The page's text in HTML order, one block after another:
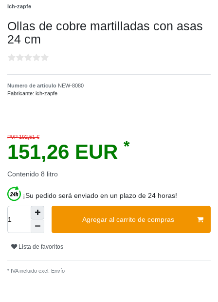
Ich-zapfe
Ollas de cobre martilladas con asas
24 cm
Numero de articulo NEW-8080
Fabricante: ich-zapfe
PVP 192,51 €
151,26 EUR *
Contenido 8 litro
¡Su pedido será enviado en un plazo de 24 horas!
Agregar al carrito de compras
Lista de favoritos
* IVA incluido excl. Envío